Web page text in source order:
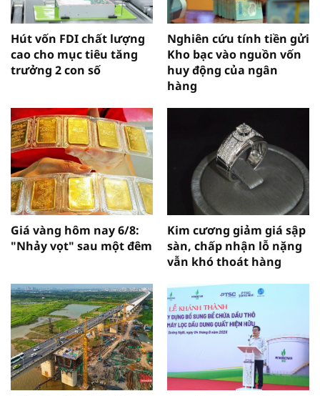
Hút vốn FDI chất lượng
cao cho mục tiêu tăng
trưởng 2 con số
Nghiên cứu tính tiền gửi
Kho bạc vào nguồn vốn
huy động của ngân
hàng
Giá vàng hôm nay 6/8:
"Nhảy vọt" sau một đêm
Kim cương giảm giá sập
sàn, chấp nhận lỗ nặng
vẫn khó thoát hàng